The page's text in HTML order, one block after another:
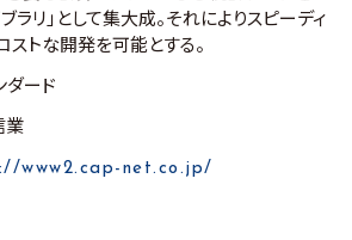
ブラリ」として集大成。それによりスピーディ
ストな開発を可能とする。
ダード
業
www2.cap-net.co.jp/